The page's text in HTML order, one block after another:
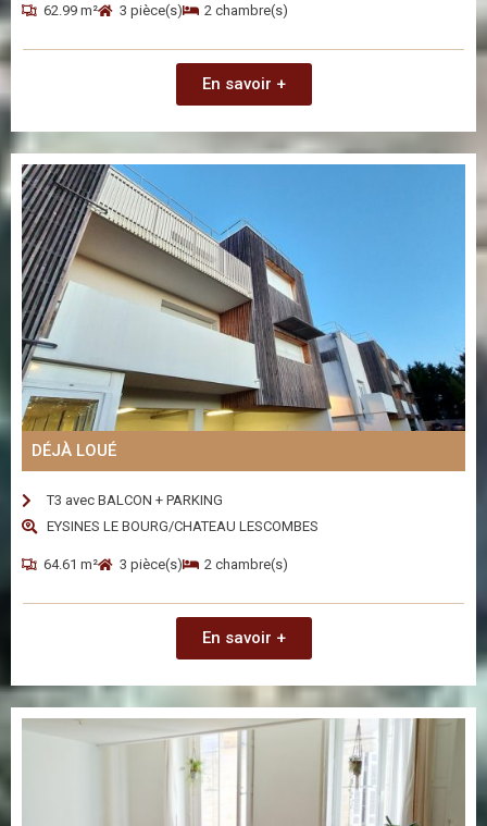
62.99 m² 3 pièce(s) 2 chambre(s)
En savoir +
DÉJÀ LOUÉ
T3 avec BALCON + PARKING
EYSINES LE BOURG/CHATEAU LESCOMBES
64.61 m² 3 pièce(s) 2 chambre(s)
En savoir +